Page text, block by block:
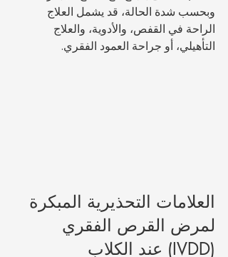
وبحسب شدة الحالة، قد يشمل العلاج
الراحة في القفص، والأدوية، والعلاج
التأهيلي، أو جراحة العمود الفقري.
العلامات التحذيرية المبكرة
لمرض القرص الفقري
(IVDD) عند الكلاب